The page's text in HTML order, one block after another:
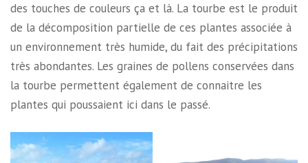
des touches de couleurs ça et là. La tourbe est le produit
de la décomposition partielle de ces plantes associée à
un environnement très humide, du fait des précipitations
très abondantes. Les graines de pollens conservées dans
la tourbe permettent également de connaitre les
plantes qui poussaient ici dans le passé.